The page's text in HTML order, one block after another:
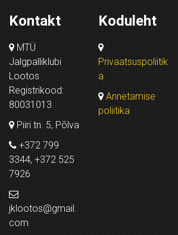
Kontakt
MTÜ
Jalgpalliklubi
Lootos
Registrikood:
80031013
Piiri tn. 5, Põlva
+372 799
3344, +372 525
7926
jklootos@gmail.
com
Koduleht
Privaatsuspoliitik
a
Annetamise
poliitika